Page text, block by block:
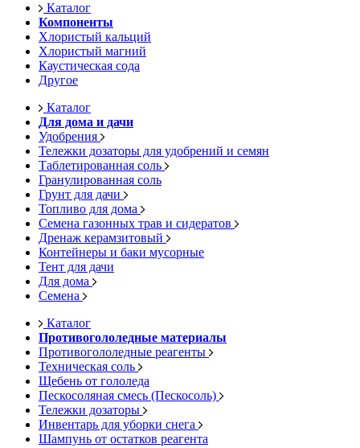
Каталог
Компоненты
Хлористый кальций
Хлористый магний
Каустическая сода
Другое
Каталог
Для дома и дачи
Удобрения
Тележки дозаторы для удобрений и семян
Таблетированная соль
Гранулированная соль
Грунт для дачи
Топливо для дома
Семена газонных трав и сидератов
Дренаж керамзитовый
Контейнеры и баки мусорные
Тент для дачи
Для дома
Семена
Каталог
Противогололедные материалы
Противогололедные реагенты
Техническая соль
Щебень от гололеда
Пескосоляная смесь (Пескосоль)
Тележки дозаторы
Инвентарь для уборки снега
Шампунь от остатков реагента